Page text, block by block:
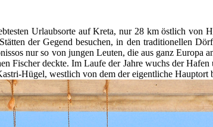
Urlaubsorte auf Kreta, nur 28 km östlich von
der Gegend besuchen, in den traditionellen
nur so von jungen Leuten, die aus ganz Europa
Fischer deckte. Im Laufe der Jahre wuchs der
Hügel, westlich von dem der eigentliche Hauptort